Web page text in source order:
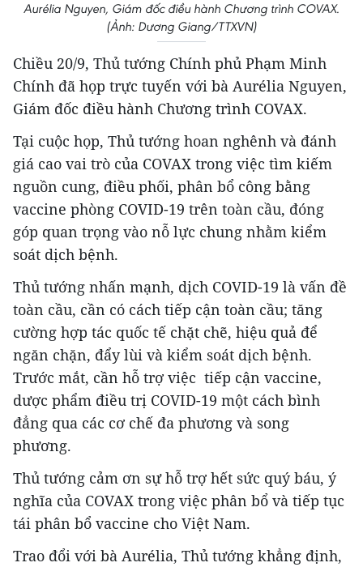
Aurélia Nguyen, Giám đốc điều hành Chương trình COVAX.
(Ảnh: Dương Giang/TTXVN)
Chiều 20/9, Thủ tướng Chính phủ Phạm Minh
Chính đã họp trực tuyến với bà Aurélia Nguyen,
Giám đốc điều hành Chương trình COVAX.
Tại cuộc họp, Thủ tướng hoan nghênh và đánh
giá cao vai trò của COVAX trong việc tìm kiếm
nguồn cung, điều phối, phân bổ công bằng
vaccine phòng COVID-19 trên toàn cầu, đóng
góp quan trọng vào nỗ lực chung nhằm kiểm
soát dịch bệnh.
Thủ tướng nhấn mạnh, dịch COVID-19 là vấn đề
toàn cầu, cần có cách tiếp cận toàn cầu; tăng
cường hợp tác quốc tế chặt chẽ, hiệu quả để
ngăn chặn, đẩy lùi và kiểm soát dịch bệnh.
Trước mắt, cần hỗ trợ việc tiếp cận vaccine,
dược phẩm điều trị COVID-19 một cách bình
đẳng qua các cơ chế đa phương và song
phương.
Thủ tướng cảm ơn sự hỗ trợ hết sức quý báu, ý
nghĩa của COVAX trong việc phân bổ và tiếp tục
tái phân bổ vaccine cho Việt Nam.
Trao đổi với bà Aurélia, Thủ tướng khẳng định,